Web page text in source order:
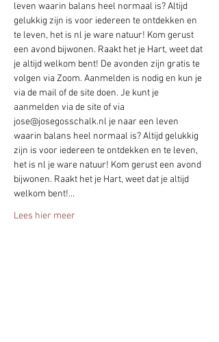
leven waarin balans heel normaal is? Altijd
gelukkig zijn is voor iedereen te ontdekken en
te leven, het is nl je ware natuur! Kom gerust
een avond bijwonen. Raakt het je Hart, weet dat
je altijd welkom bent! De avonden zijn gratis te
volgen via Zoom. Aanmelden is nodig en kun je
via de mail of de site doen. Je kunt je
aanmelden via de site of via
jose@josegosschalk.nl je naar een leven
waarin balans heel normaal is? Altijd gelukkig
zijn is voor iedereen te ontdekken en te leven,
het is nl je ware natuur! Kom gerust een avond
bijwonen. Raakt het je Hart, weet dat je altijd
welkom bent!…
Lees hier meer